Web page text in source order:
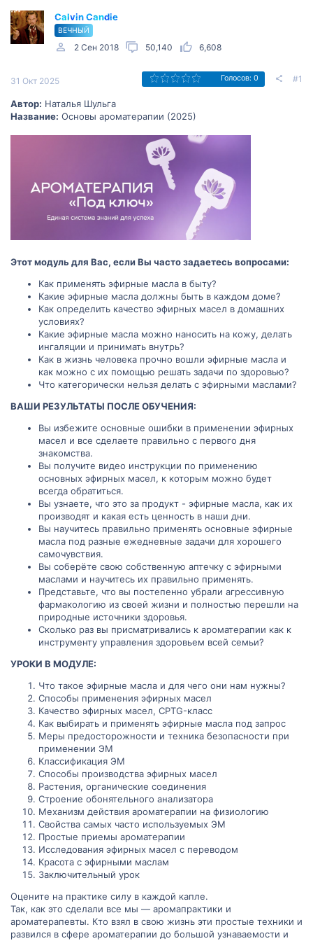
Calvin Candie
ВЕЧНЫЙ
2 Сен 2018 50,140 6,608
31 Окт 2025 Голосов: 0 #1
Автор: Наталья Шульга
Название: Основы ароматерапии (2025)
Этот модуль для Вас, если Вы часто задаетесь вопросами:
Как применять эфирные масла в быту?
Какие эфирные масла должны быть в каждом доме?
Как определить качество эфирных масел в домашних
условиях?
Какие эфирные масла можно наносить на кожу, делать
ингаляции и принимать внутрь?
Как в жизнь человека прочно вошли эфирные масла и
как можно с их помощью решать задачи по здоровью?
Что категорически нельзя делать с эфирными маслами?
ВАШИ РЕЗУЛЬТАТЫ ПОСЛЕ ОБУЧЕНИЯ:
Вы избежите основные ошибки в применении эфирных
масел и все сделаете правильно с первого дня
знакомства.
Вы получите видео инструкции по применению
основных эфирных масел, к которым можно будет
всегда обратиться.
Вы узнаете, что это за продукт - эфирные масла, как их
производят и какая есть ценность в наши дни.
Вы научитесь правильно применять основные эфирные
масла под разные ежедневные задачи для хорошего
самочувствия.
Вы соберёте свою собственную аптечку с эфирными
маслами и научитесь их правильно применять.
Представьте, что вы постепенно убрали агрессивную
фармакологию из своей жизни и полностью перешли на
природные источники здоровья.
Сколько раз вы присматривались к ароматерапии как к
инструменту управления здоровьем всей семьи?
УРОКИ В МОДУЛЕ:
Что такое эфирные масла и для чего они нам нужны?
Способы применения эфирных масел
Качество эфирных масел, CPTG-класс
Как выбирать и применять эфирные масла под запрос
Меры предосторожности и техника безопасности при
применении ЭМ
Классификация ЭМ
Способы производства эфирных масел
Растения, органические соединения
Строение обонятельного анализатора
Механизм действия ароматерапии на физиологию
Свойства самых часто используемых ЭМ
Простые приемы ароматерапии
Исследования эфирных масел с переводом
Красота с эфирными маслам
Заключительный урок
Оцените на практике силу в каждой капле.
Так, как это сделали все мы — аромапрактики и
ароматерапевты. Кто взял в свою жизнь эти простые техники и
развился в сфере ароматерапии до большой узнаваемости и